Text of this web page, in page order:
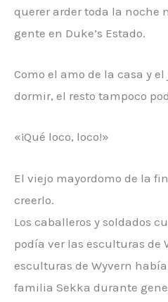
querer arder toda la noche
gente en Duke’s Estado.
Como el amo de la casa y
dormir, el resto tampoco
«¡Qué loco, loco!»
El viejo mayordomo de la
creerlo.
Los caballeros y soldados
podía ver las esculturas de
esculturas de Wyvern
familia Sekka durante